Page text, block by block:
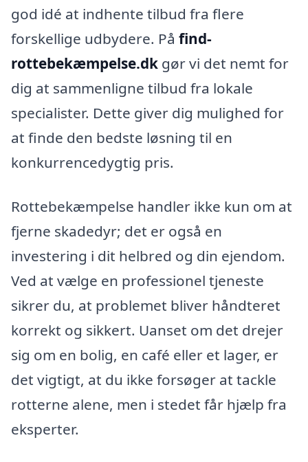
god idé at indhente tilbud fra flere
forskellige udbydere. På find-
rottebekæmpelse.dk gør vi det nemt for
dig at sammenligne tilbud fra lokale
specialister. Dette giver dig mulighed for
at finde den bedste løsning til en
konkurrencedygtig pris.
Rottebekæmpelse handler ikke kun om at
fjerne skadedyr; det er også en
investering i dit helbred og din ejendom.
Ved at vælge en professionel tjeneste
sikrer du, at problemet bliver håndteret
korrekt og sikkert. Uanset om det drejer
sig om en bolig, en café eller et lager, er
det vigtigt, at du ikke forsøger at tackle
rotterne alene, men i stedet får hjælp fra
eksperter.